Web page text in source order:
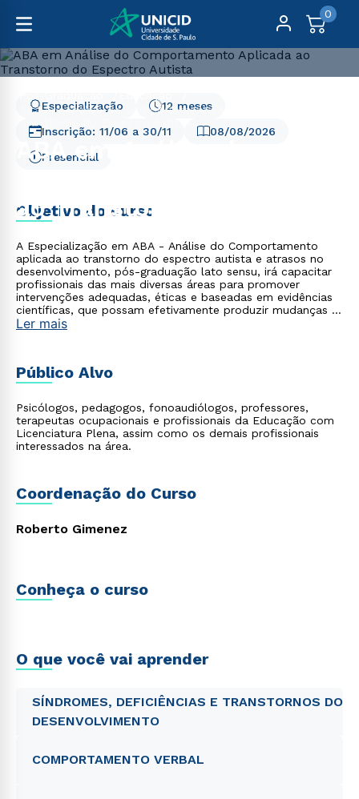
0
ABA em Análise do Comportamento Aplicada ao
Transtorno do Espectro Autista
ABA em Análise do
ao Transtorno do
Espectro Autista
08/08/2026
12 meses
Especialização
Presencial
Inscrição: 11/06 a 30/11
Objetivo do curso
A Especialização em ABA - Análise do Comportamento
aplicada ao transtorno do espectro autista e atrasos no
desenvolvimento, pós-graduação lato sensu, irá capacitar
profissionais das mais diversas áreas para promover
intervenções adequadas, éticas e baseadas em evidências
científicas, que possam efetivamente produzir mudanças e
trazer maior qualidade de vida aos seus atendidos e suas
Ler mais
Público Alvo
Psicólogos, pedagogos, fonoaudiólogos, professores,
terapeutas ocupacionais e profissionais da Educação com
Licenciatura Plena, assim como os demais profissionais
interessados na área.
Coordenação do Curso
Roberto Gimenez
Conheça o curso
O que você vai aprender
SÍNDROMES, DEFICIÊNCIAS E TRANSTORNOS DO
DESENVOLVIMENTO
COMPORTAMENTO VERBAL